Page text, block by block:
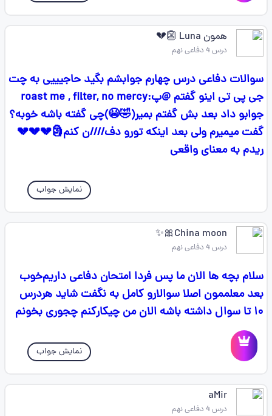
همون Luna 👺💔
درس 4 دفاعی نهم
سوالات دفاعی درس چهارم جوابشم بگید حاجیییی به چت
جی پی تی اینو گفتم @پ:roast me , filter, no mercy
جوابو داد بعد بش گفتم بمیر(🤣😭)چی گفته باشه خوبه؟
گفت میمیرم ولی بعد اینکه تورو دف////ن کنم🗿💔💔💔
ریدم به معنای واقعی
نمایش جواب
China moon🎀✨️
درس 4 دفاعی نهم
سلام بچه ها الان ما پس فردا امتحان دفاعی داریم‌خوب
بعد معلممون اصلا سوالارو کامل به نگفت شاید هردرس
۱۰ تا سوال داشته باشه الان من چیکارکنم چجوری بخونم
نمایش جواب
aMir
درس 4 دفاعی نهم